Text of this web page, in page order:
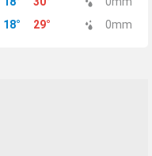
18° 29° 0mm